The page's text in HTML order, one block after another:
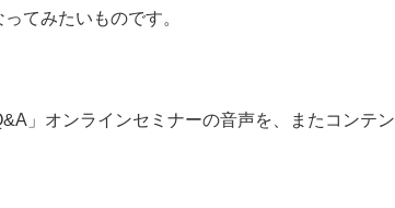
てみたいものです。
」オンラインセミナーの音声を、またコンテン